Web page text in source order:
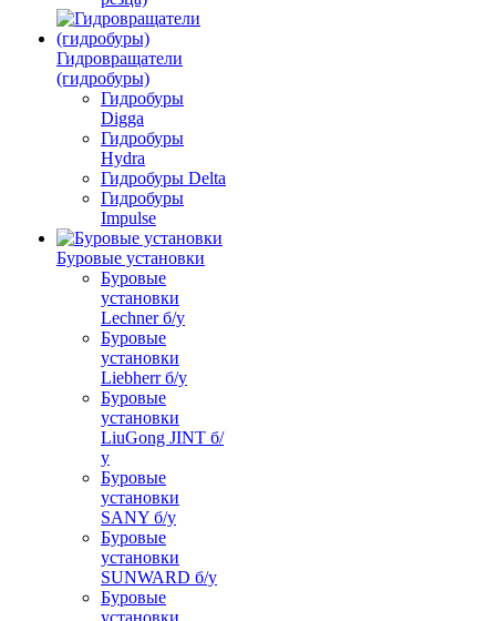
Гидровращатели
(гидробуры)
Гидробуры
Digga
Гидробуры
Hydra
Гидробуры Delta
Гидробуры
Impulse
Буровые установки
Буровые
установки
Lechner б/у
Буровые
установки
Liebherr б/у
Буровые
установки
LiuGong JINT б/
у
Буровые
установки
SANY б/у
Буровые
установки
SUNWARD б/у
Буровые
установки